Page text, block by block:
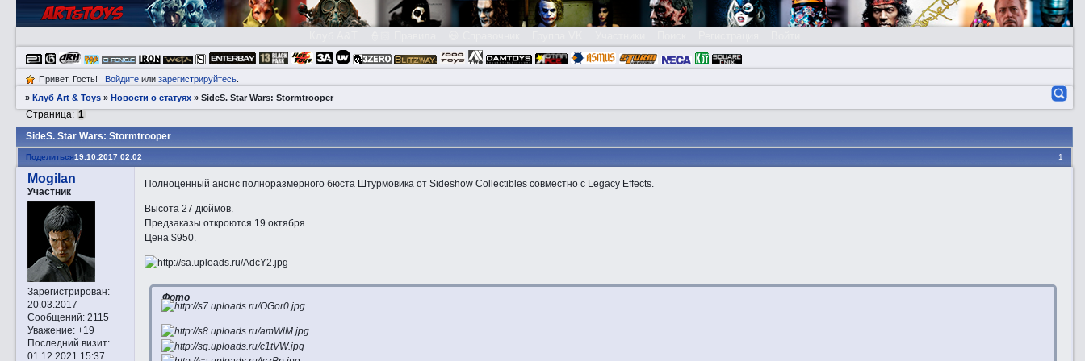
Привет, Гость! Войдитеили зарегистрируйтесь.
»Клуб Art & Toys »Новости о статуях »SidеS. Star Wars: Stormtrooper
SidеS. Star Wars: Stormtrooper
Страница: 1
Поделиться 1
19.10.2017 02:02
Mogilan
Участник
Зарегистрирован:
20.03.2017
Сообщений:2115
Уважение: +19
Последний визит:
01.12.2021 15:37
Полноценный анонс полноразмерного бюста Штурмовика от Sideshow Collectibles совместно с Legacy Effects.
Высота 27 дюймов.
Предзаказы откроются 19 октября.
Цена $950.
Фото